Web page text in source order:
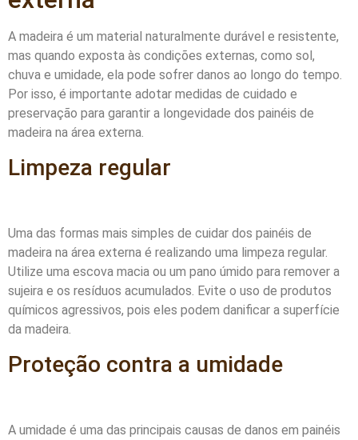
A madeira é um material naturalmente durável e resistente,
mas quando exposta às condições externas, como sol,
chuva e umidade, ela pode sofrer danos ao longo do tempo.
Por isso, é importante adotar medidas de cuidado e
preservação para garantir a longevidade dos painéis de
madeira na área externa.
Limpeza regular
Uma das formas mais simples de cuidar dos painéis de
madeira na área externa é realizando uma limpeza regular.
Utilize uma escova macia ou um pano úmido para remover a
sujeira e os resíduos acumulados. Evite o uso de produtos
químicos agressivos, pois eles podem danificar a superfície
da madeira.
Proteção contra a umidade
A umidade é uma das principais causas de danos em painéis